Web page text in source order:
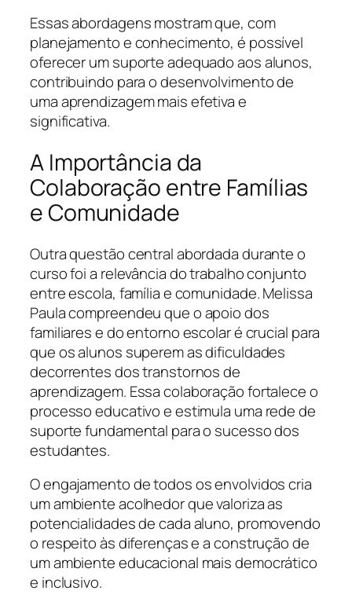
Essas abordagens mostram que, com
planejamento e conhecimento, é possível
oferecer um suporte adequado aos alunos,
contribuindo para o desenvolvimento de
uma aprendizagem mais efetiva e
significativa.
A Importância da
Colaboração entre Famílias
e Comunidade
Outra questão central abordada durante o
curso foi a relevância do trabalho conjunto
entre escola, família e comunidade. Melissa
Paula compreendeu que o apoio dos
familiares e do entorno escolar é crucial para
que os alunos superem as dificuldades
decorrentes dos transtornos de
aprendizagem. Essa colaboração fortalece o
processo educativo e estimula uma rede de
suporte fundamental para o sucesso dos
estudantes.
O engajamento de todos os envolvidos cria
um ambiente acolhedor que valoriza as
potencialidades de cada aluno, promovendo
o respeito às diferenças e a construção de
um ambiente educacional mais democrático
e inclusivo.